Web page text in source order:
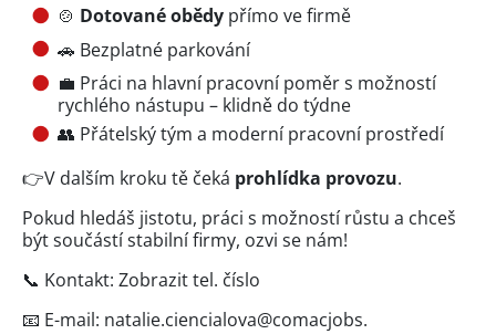
🍲 Dotované obědy přímo ve firmě
🚗 Bezplatné parkování
💼 Práci na hlavní pracovní poměr s možností
rychlého nástupu – klidně do týdne
👥 Přátelský tým a moderní pracovní prostředí
👉V dalším kroku tě čeká prohlídka provozu.
Pokud hledáš jistotu, práci s možností růstu a chceš
být součástí stabilní firmy, ozvi se nám!
📞 Kontakt: Zobrazit tel. číslo
📧 E-mail: natalie.ciencialova@comacjobs.